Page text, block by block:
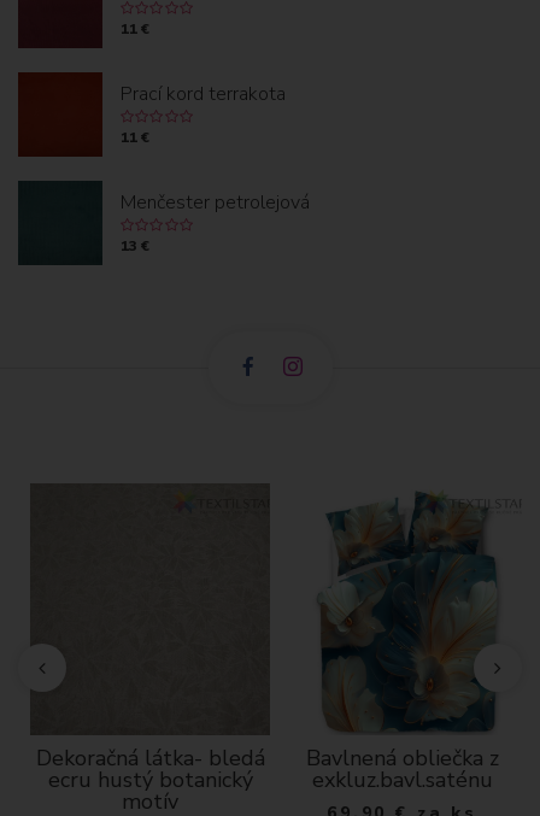
11 €
Prací kord terrakota
11 €
Menčester petrolejová
13 €
Dekoračná látka- bledá
ecru hustý botanický
motív
Bavlnená obliečka z
exkluz.bavl.saténu